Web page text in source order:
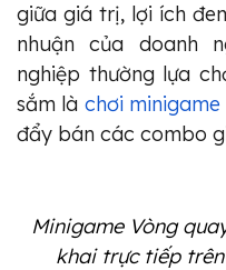
giữa giá trị, lợi ích
nhuận của doanh
nghiệp thường lựa
sắm là chơi minigame
đẩy bán các combo
Minigame Vòng
khai trực tiếp